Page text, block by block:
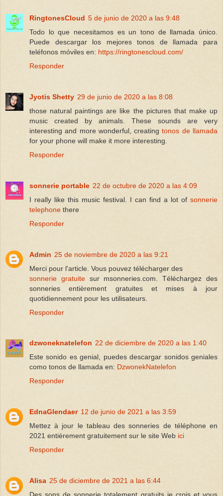
RingtonesCloud 5 de junio de 2020 a las 9:48
Todo lo que necesitamos es un tono de llamada único.
Puede descargar los mejores tonos de llamada para
teléfonos móviles en: https://ringtonescloud.com/
Responder
Jyotis Shetty 29 de junio de 2020 a las 8:08
those natural paintings are like the pictures that make up
music created by animals. These sounds are very
interesting and more wonderful, creatingtonos de llamada
for your phone will make it more interesting.
Responder
sonnerie portable 22 de octubre de 2020 a las 4:09
I really like this music festival. I can find a lot of sonnerie
telephone there
Responder
Admin 25 de noviembre de 2020 a las 9:21
Merci pour l'article. Vous pouvez télécharger des
sonnerie gratuitesur msonneries.com. Téléchargez des
sonneries entièrement gratuites et mises à jour
quotidiennement pour les utilisateurs.
Responder
dzwoneknatelefon 22 de diciembre de 2020 a las 1:40
Este sonido es genial, puedes descargar sonidos geniales
como tonos de llamada en: DzwonekNatelefon
Responder
EdnaGlendaer 12 de junio de 2021 a las 3:59
Mettez à jour le tableau des sonneries de téléphone en
2021 entièrement gratuitement sur le site Web ici
Responder
Alisa 25 de diciembre de 2021 a las 6:44